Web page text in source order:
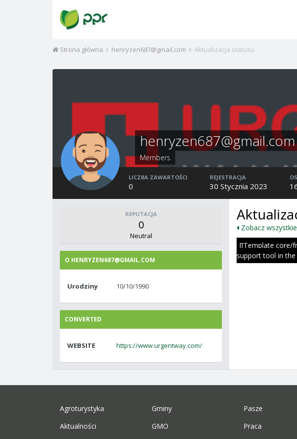
Strona główna henryzen687@gmail.com Aktualizacja statusu
henryzen687@gmail.com
Members
LICZBA ZAWARTOŚCI
0
REJESTRACJA
30 Stycznia 2023
REPUTACJA
0
Neutral
O HENRYZEN687@GMAIL.COM
Urodziny 10/10/1990
CONVERTED
WEBSITE https://www.urgentway.com/
Zobacz
[[Template core/
support tool in
Agroturystyka
Aktualności
Gminy
GMO
Pasze
Praca